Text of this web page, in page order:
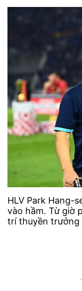
HLV Park Hang-
vào hầm. Từ giờ
trí thuyền trưởng